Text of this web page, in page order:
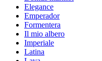
Elegance
Emperador
Formentera
Il mio albero
Imperiale
Latina